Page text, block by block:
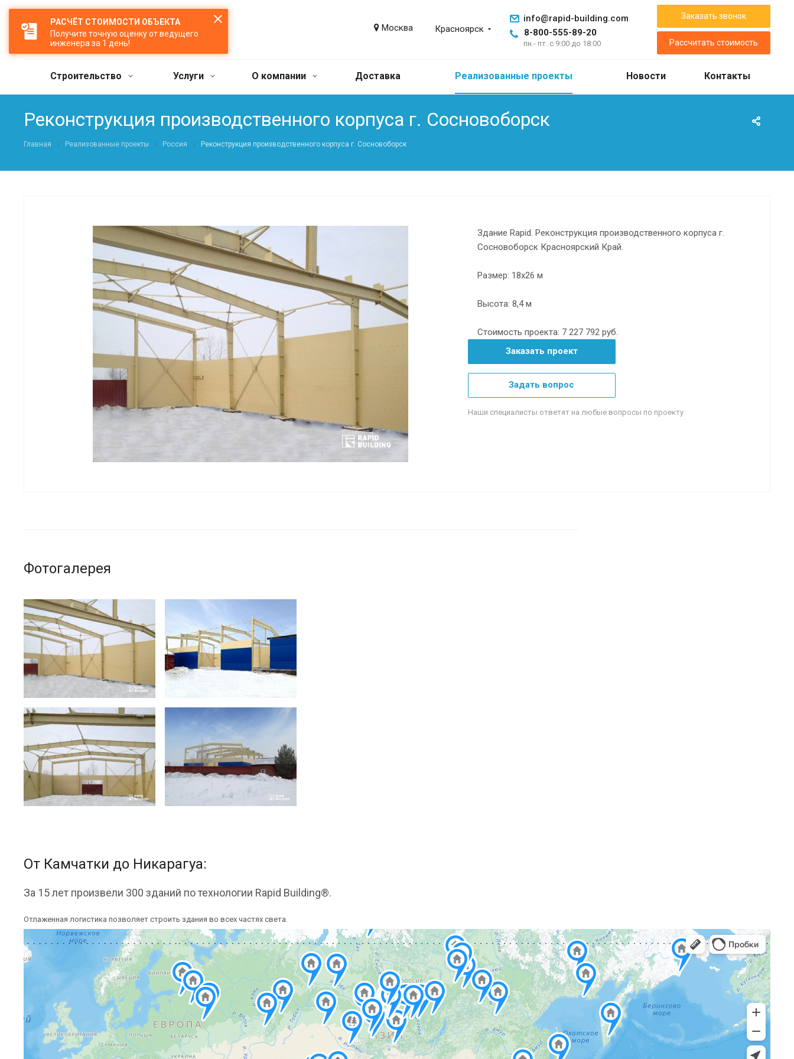
РАСЧЁТ СТОИМОСТИ ОБЪЕКТА
Получите точную оценку от ведущего
инженера за 1 день!
Москва Красноярск
info@rapid-building.com
8-800-555-89-20
пн.- пт. с 9:00 до 18:00
Заказать звонок
Рассчитать стоимость
Строительство Услуги О компании Доставка Реализованные проекты Новости Контакты
Реконструкция производственного корпуса г. Сосновоборск
Главная Реализованные проекты Россия Реконструкция производственного корпуса г. Сосновоборск
Здание Rapid. Реконструкция производственного корпуса г.
Сосновоборск Красноярский Край.
Размер: 18х26 м
Высота: 8,4 м
Стоимость проекта: 7 227 792 руб.
Заказать проект
Задать вопрос
Наши специалисты ответят на любые вопросы по проекту
Фотогалерея
От Камчатки до Никарагуа:
За 15 лет произвели 300 зданий по технологии Rapid Building®.
Отлаженная логистика позволяет строить здания во всех частях света.